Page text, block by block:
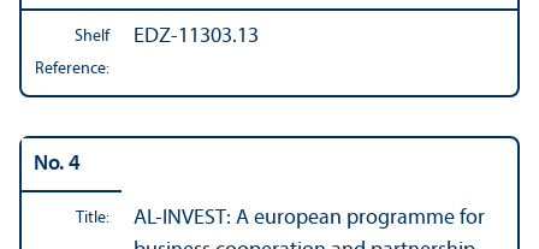
Shelf
Reference:
EDZ-11303.13
No. 4
Title:
AL-INVEST: A european programme for